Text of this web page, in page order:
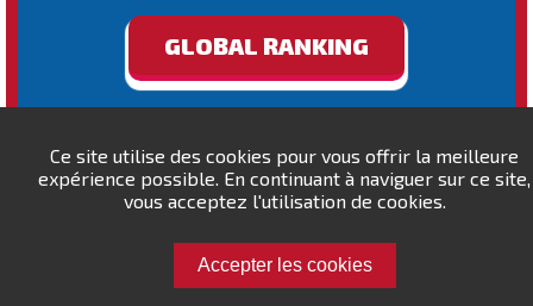
Ce site utilise des cookies pour vous offrir la meilleure
expérience possible. En continuant à naviguer sur ce site,
vous acceptez l'utilisation de cookies.
Accepter les cookies
GLOBAL RANKING